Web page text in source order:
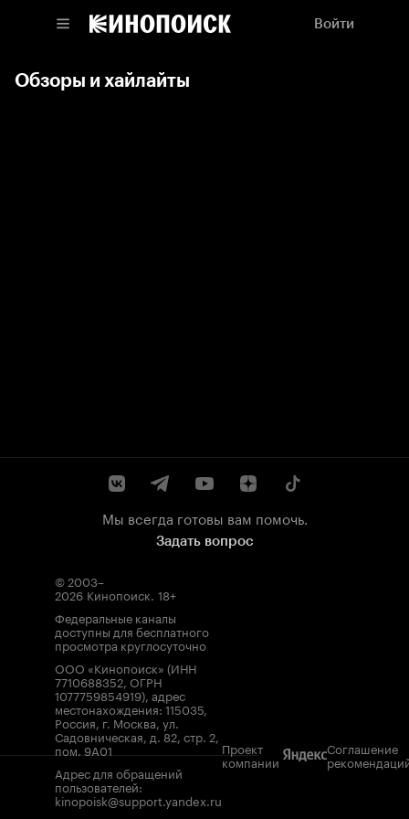
Войти
Обзоры и хайлайты
Мы всегда готовы вам помочь.
Задать вопрос
© 2003–
2026 Кинопоиск. 18+
Федеральные каналы
доступны для бесплатного
просмотра круглосуточно
ООО «Кинопоиск» (ИНН
7710688352, ОГРН
1077759854919), адрес
местонахождения: 115035,
Россия, г. Москва, ул.
Садовническая, д. 82, стр. 2,
пом. 9А01
Адрес для обращений
пользователей:
kinopoisk@support.yandex.ru
Проект
компании
Соглашение